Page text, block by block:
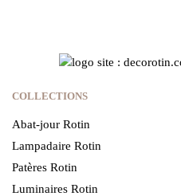
COLLECTIONS
Abat-jour Rotin
Lampadaire Rotin
Patères Rotin
Luminaires Rotin